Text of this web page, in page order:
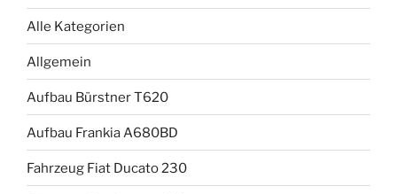
Alle Kategorien
Allgemein
Aufbau Bürstner T620
Aufbau Frankia A680BD
Fahrzeug Fiat Ducato 230